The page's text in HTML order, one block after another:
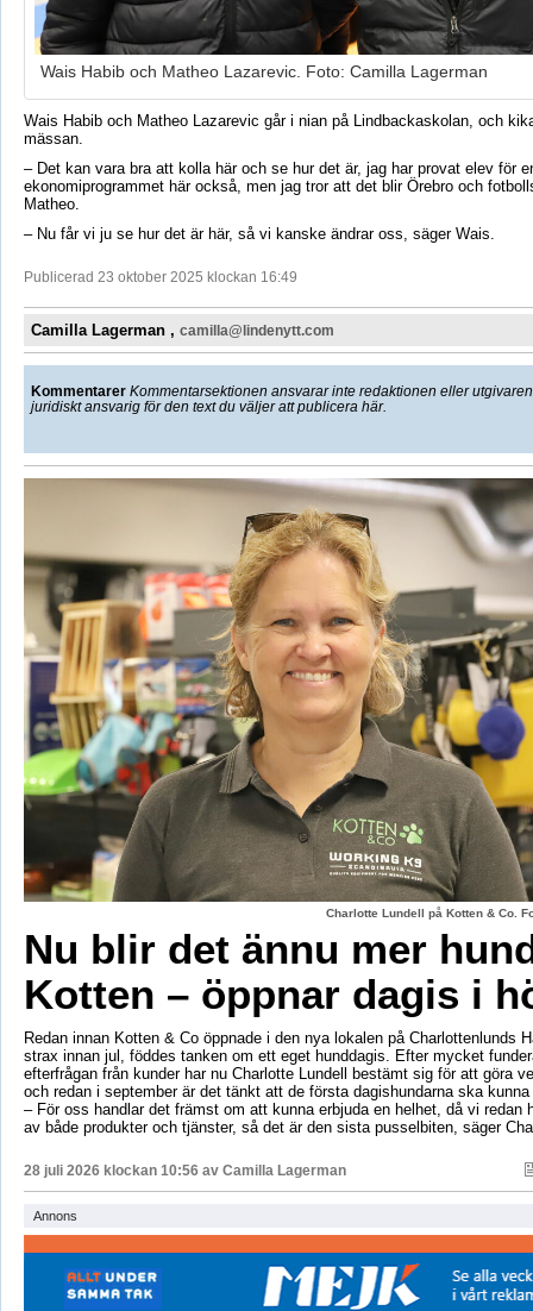
Wais Habib och Matheo Lazarevic. Foto: Camilla Lagerman
Wais Habib och Matheo Lazarevic går i nian på Lindbackaskolan, och
mässan.
– Det kan vara bra att kolla här och se hur det är, jag har provat elev för
ekonomiprogrammet här också, men jag tror att det blir Örebro och
Matheo.
– Nu får vi ju se hur det är här, så vi kanske ändrar oss, säger Wais.
Publicerad 23 oktober 2025 klockan 16:49
Camilla Lagerman , camilla@lindenytt.com
Kommentarer Kommentarsektionen ansvarar inte redaktionen eller
juridiskt ansvarig för den text du väljer att publicera här.
Charlotte Lundell på Kotten & Co.
Nu blir det ännu mer
Kotten – öppnar dagis i
Redan innan Kotten & Co öppnade i den nya lokalen på Charlottenlunds
strax innan jul, föddes tanken om ett eget hunddagis. Efter mycket
efterfrågan från kunder har nu Charlotte Lundell bestämt sig för att göra
och redan i september är det tänkt att de första dagishundarna ska
– För oss handlar det främst om att kunna erbjuda en helhet, då vi redan
av både produkter och tjänster, så det är den sista pusselbiten, säger
28 juli 2026 klockan 10:56 av Camilla Lagerman
Annons